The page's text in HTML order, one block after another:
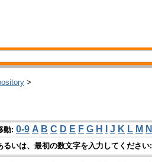
>
動: 0-9 A B C D E F G H J K L M N
るいは、最初の数文字を入力してください: